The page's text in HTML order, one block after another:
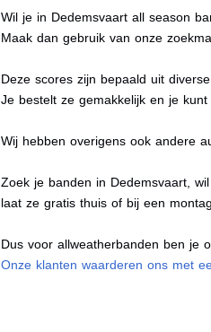
Wil je in Dedemsvaart all season
Maak dan gebruik van onze
Deze scores zijn bepaald uit
Je bestelt ze gemakkelijk en je
Wij hebben overigens ook andere
Zoek je banden in Dedemsvaart,
laat ze gratis thuis of bij een
Dus voor allweatherbanden ben je
Onze klanten waarderen ons met